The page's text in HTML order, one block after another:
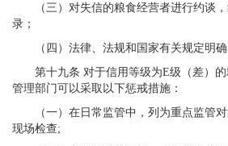
（三）对失信的粮食经营者进行约谈，
录；
（四）法律、法规和国家有关规定明确
第十九条 对于信用等级为E级（差）的
管理部门可以采取以下惩戒措施：
（一）在日常监管中，列为重点监管对
现场检查;